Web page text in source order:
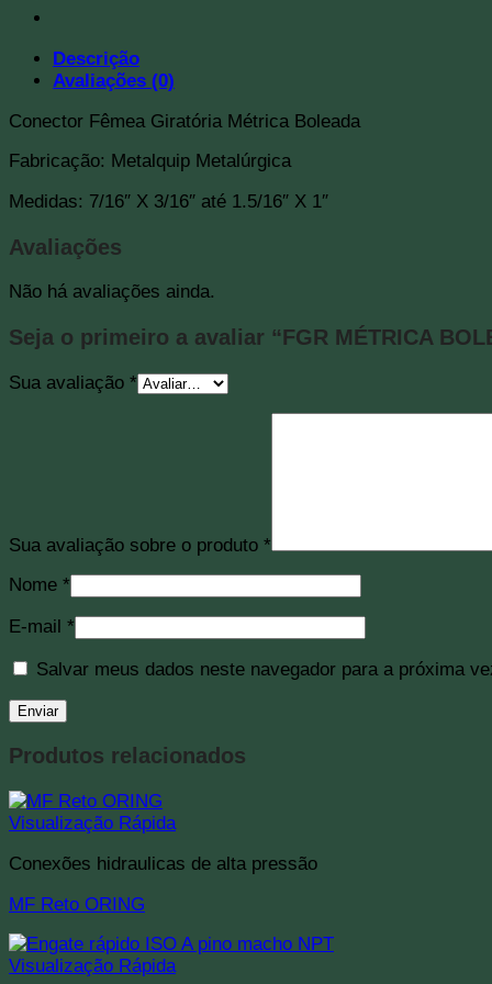
Descrição
Avaliações (0)
Conector Fêmea Giratória Métrica Boleada
Fabricação: Metalquip Metalúrgica
Medidas: 7/16″ X 3/16″ até 1.5/16″ X 1″
Avaliações
Não há avaliações ainda.
Seja o primeiro a avaliar “FGR MÉTRICA
Sua avaliação *
Sua avaliação sobre o produto *
Nome *
E-mail *
Salvar meus dados neste navegador para a próxima
Produtos relacionados
Visualização Rápida
Conexões hidraulicas de alta pressão
MF Reto ORING
Visualização Rápida